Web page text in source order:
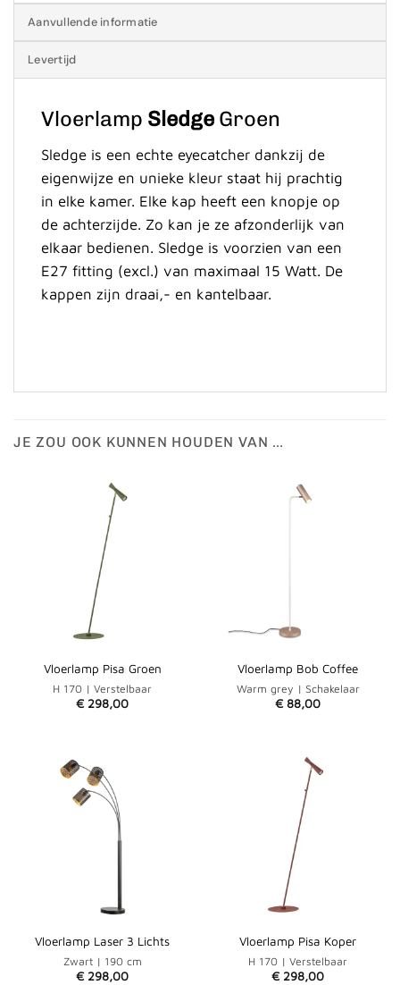
Aanvullende informatie
Levertijd
Vloerlamp Sledge Groen
Sledge is een echte eyecatcher dankzij de
eigenwijze en unieke kleur staat hij prachtig
in elke kamer. Elke kap heeft een knopje op
de achterzijde. Zo kan je ze afzonderlijk van
elkaar bedienen. Sledge is voorzien van een
E27 fitting (excl.) van maximaal 15 Watt. De
kappen zijn draai,- en kantelbaar.
JE ZOU OOK KUNNEN HOUDEN VAN …
Vloerlamp Pisa Groen
H 170 | Verstelbaar
€ 298,00
Vloerlamp Bob Coffee
Warm grey | Schakelaar
€ 88,00
Vloerlamp Laser 3 Lichts
Zwart | 190 cm
€ 298,00
Vloerlamp Pisa Koper
H 170 | Verstelbaar
€ 298,00